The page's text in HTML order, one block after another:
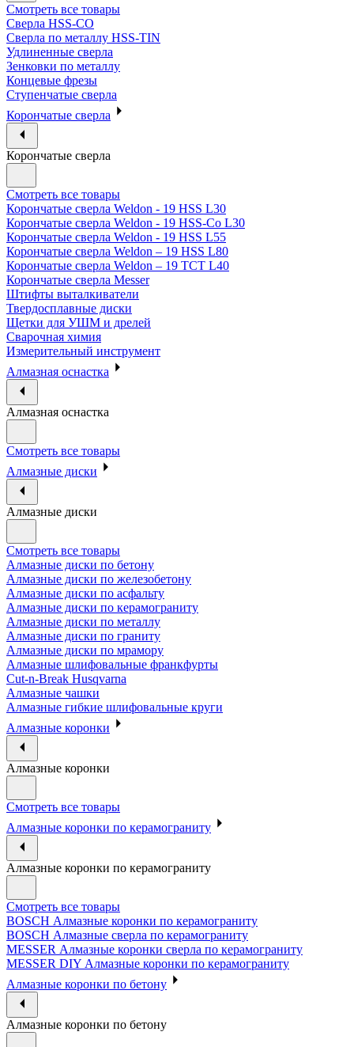
Смотреть все товары
Сверла HSS-CO
Сверла по металлу HSS-TIN
Удлиненные сверла
Зенковки по металлу
Концевые фрезы
Ступенчатые сверла
Корончатые сверла
Корончатые сверла
Смотреть все товары
Корончатые сверла Weldon - 19 HSS L30
Корончатые сверла Weldon - 19 HSS-Co L30
Корончатые сверла Weldon - 19 HSS L55
Корончатые сверла Weldon – 19 HSS L80
Корончатые сверла Weldon – 19 TCT L40
Корончатые сверла Messer
Штифты выталкиватели
Твердосплавные диски
Щетки для УШМ и дрелей
Сварочная химия
Измерительный инструмент
Алмазная оснастка
Алмазная оснастка
Смотреть все товары
Алмазные диски
Алмазные диски
Смотреть все товары
Алмазные диски по бетону
Алмазные диски по железобетону
Алмазные диски по асфальту
Алмазные диски по керамограниту
Алмазные диски по металлу
Алмазные диски по граниту
Алмазные диски по мрамору
Алмазные шлифовальные франкфурты
Cut-n-Break Husqvarna
Алмазные чашки
Алмазные гибкие шлифовальные круги
Алмазные коронки
Алмазные коронки
Смотреть все товары
Алмазные коронки по керамограниту
Алмазные коронки по керамограниту
Смотреть все товары
BOSCH Алмазные коронки по керамограниту
BOSCH Алмазные сверла по керамограниту
MESSER Алмазные коронки сверла по керамограниту
MESSER DIY Алмазные коронки по керамограниту
Алмазные коронки по бетону
Алмазные коронки по бетону